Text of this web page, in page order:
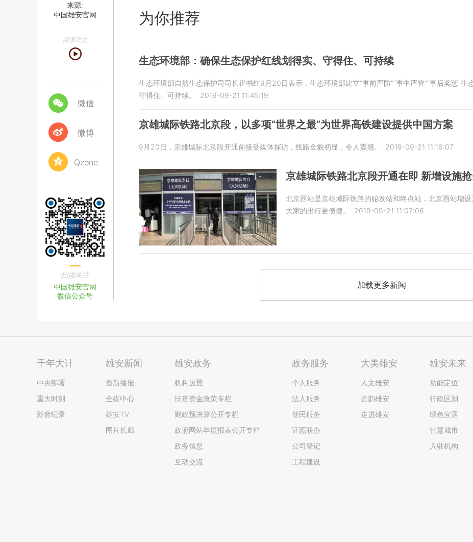
来源:
中国雄安官网
阅读正文
微信
微博
Qzone
扫描关注
中国雄安官网
微信公众号
为你推荐
生态环境部：确保生态保护红线划得实、守得住、可持续
生态环境部自然生态保护司司长崔书红9月20日表示，生态环境部建立“事前严防”“事中严管”“事后奖惩”生
守得住、可持续。
2019-09-21 11:45:19
京雄城际铁路北京段，以多项“世界之最”为世界高铁建设提供中国方案
9月20日，京雄城际北京段开通前接受媒体探访，线路全貌初显，令人震撼。 2019-09-21 11:16:07
京雄城际铁路北京段开通在即 新增设施抢
北京西站是京雄城际铁路的始发站和终点站，北京西站增
大家的出行更便捷。
2019-09-21 11:07:06
加载更多新闻
千年大计
中央部署
重大时刻
影音纪录
雄安新闻
最新播报
全媒中心
雄安TV
图片长廊
雄安政务
机构设置
扶贫资金政策专栏
财政预决算公开专栏
政府网站年度报表公开专栏
政务信息
互动交流
政务服务
个人服务
法人服务
便民服务
证照联办
公司登记
工程建设
大美雄安
人文雄安
古韵雄安
走进雄安
雄安未来
功能定位
行政区划
绿色宜居
智慧城市
入驻机构